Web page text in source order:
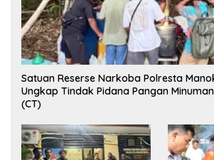
Satuan Reserse Narkoba Polresta
Ungkap Tindak Pidana Pangan
(CT)